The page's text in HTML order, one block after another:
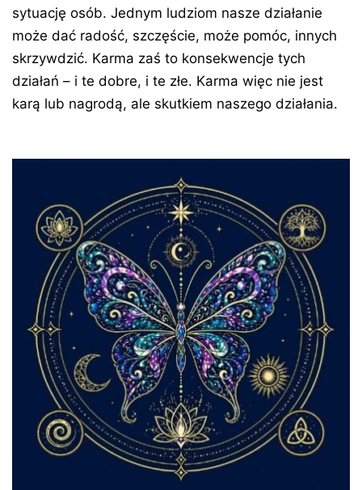
sytuację osób. Jednym ludziom nasze działanie
może dać radość, szczęście, może pomóc, innych
skrzywdzić. Karma zaś to konsekwencje tych
działań – i te dobre, i te złe. Karma więc nie jest
karą lub nagrodą, ale skutkiem naszego działania.